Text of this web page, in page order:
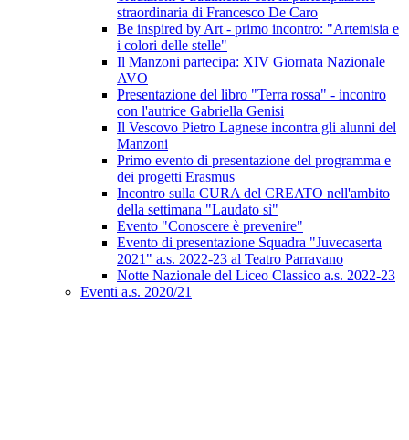
straordinaria di Francesco De Caro
Be inspired by Art - primo incontro: "Artemisia e
i colori delle stelle"
Il Manzoni partecipa: XIV Giornata Nazionale
AVO
Presentazione del libro "Terra rossa" - incontro
con l'autrice Gabriella Genisi
Il Vescovo Pietro Lagnese incontra gli alunni del
Manzoni
Primo evento di presentazione del programma e
dei progetti Erasmus
Incontro sulla CURA del CREATO nell'ambito
della settimana "Laudato sì"
Evento "Conoscere è prevenire"
Evento di presentazione Squadra "Juvecaserta
2021" a.s. 2022-23 al Teatro Parravano
Notte Nazionale del Liceo Classico a.s. 2022-23
Eventi a.s. 2020/21